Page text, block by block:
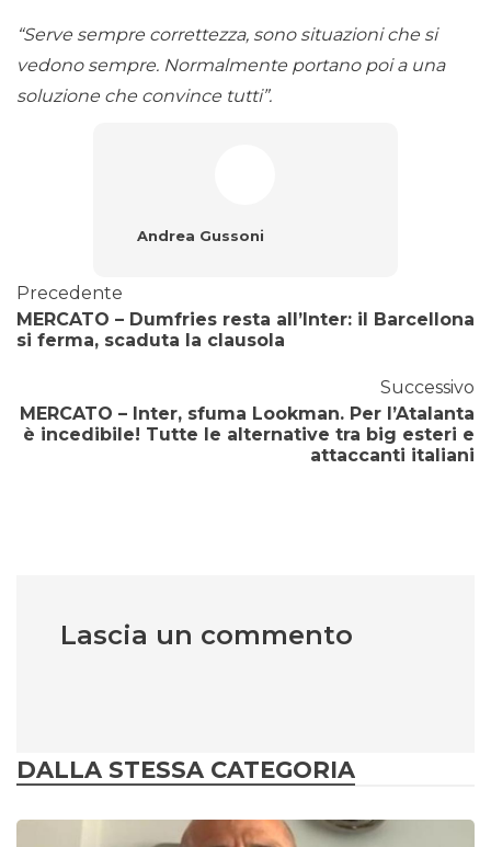
“Serve sempre correttezza, sono situazioni che si
vedono sempre. Normalmente portano poi a una
soluzione che convince tutti”.
Andrea Gussoni
Precedente
MERCATO – Dumfries resta all’Inter: il Barcellona
si ferma, scaduta la clausola
Successivo
MERCATO – Inter, sfuma Lookman. Per l’Atalanta
è incedibile! Tutte le alternative tra big esteri e
attaccanti italiani
Lascia un commento
DALLA STESSA CATEGORIA